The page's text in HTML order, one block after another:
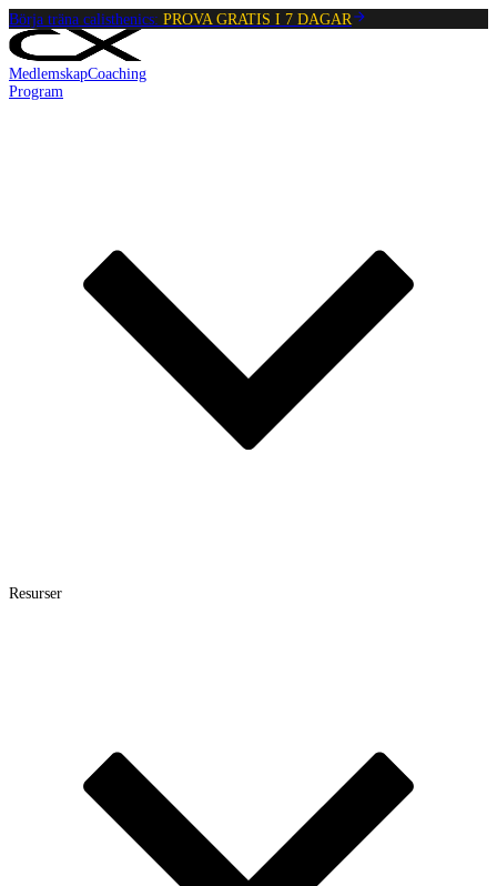
Börja träna calisthenics: PROVA GRATIS I 7 DAGAR
MedlemskapCoaching
Program
Resurser